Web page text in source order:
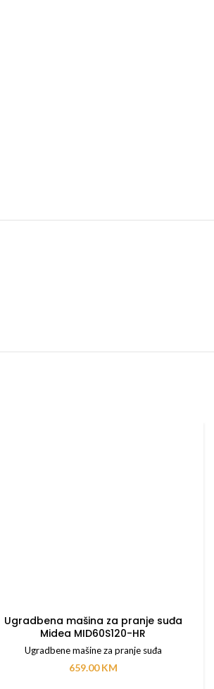
Ugradbena mašina za pranje suđa
Midea MID60S120-HR
Ugradbene mašine za pranje suđa
659.00KM